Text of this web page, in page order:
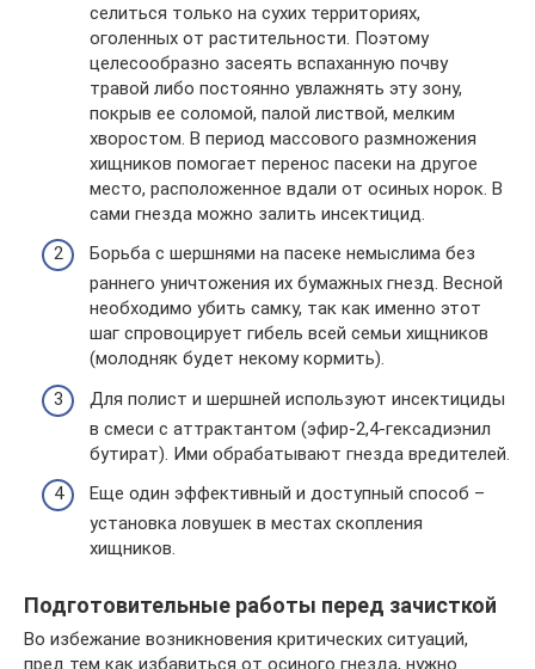
селиться только на сухих территориях,
оголенных от растительности. Поэтому
целесообразно засеять вспаханную почву
травой либо постоянно увлажнять эту зону,
покрыв ее соломой, палой листвой, мелким
хворостом. В период массового размножения
хищников помогает перенос пасеки на другое
место, расположенное вдали от осиных норок. В
сами гнезда можно залить инсектицид.
Борьба с шершнями на пасеке немыслима без
раннего уничтожения их бумажных гнезд. Весной
необходимо убить самку, так как именно этот
шаг спровоцирует гибель всей семьи хищников
(молодняк будет некому кормить).
Для полист и шершней используют инсектициды
в смеси с аттрактантом (эфир-2,4-гексадиэнил
бутират). Ими обрабатывают гнезда вредителей.
Еще один эффективный и доступный способ –
установка ловушек в местах скопления
хищников.
Подготовительные работы перед зачисткой
Во избежание возникновения критических ситуаций,
пред тем как избавиться от осиного гнезда, нужно